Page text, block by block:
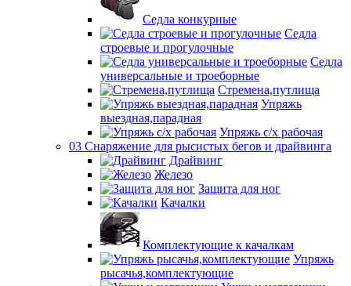
Седла конкурные
Седла
строевые и прогулочные
Седла
универсальные и троеборные
Стремена,путлища
Упряжь
выездная,парадная
Упряжь с/х рабочая
03 Снаряжение для рысистых бегов и драйвинга
Драйвинг
Железо
Защита для ног
Качалки
Комплектующие к качалкам
Упряжь
рысачья,комплектующие